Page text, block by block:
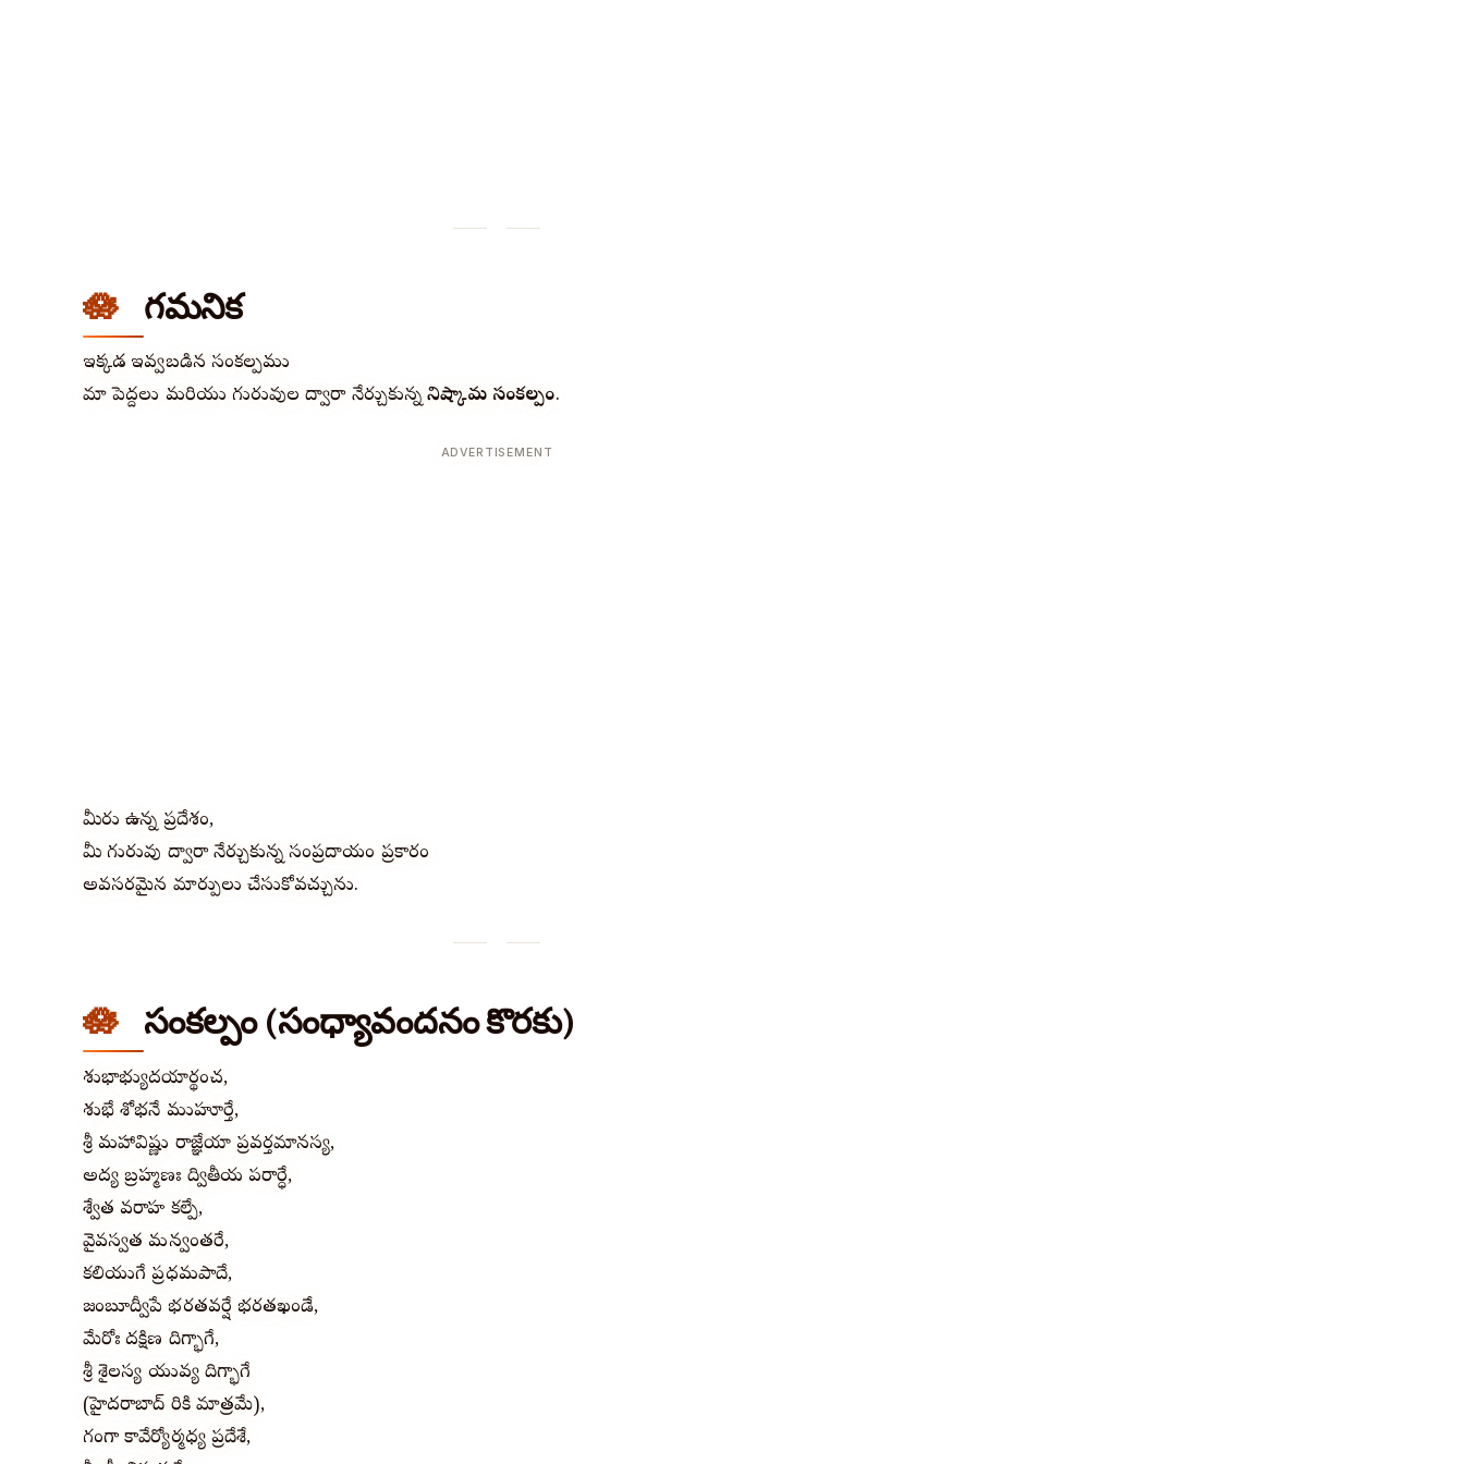
గమనిక
ఇక్కడ ఇవ్వబడిన సంకల్పము
మా పెద్దలు మరియు గురువుల ద్వారా నేర్చుకున్న నిష్కామ సంకల్పం.
ADVERTISEMENT
మీరు ఉన్న ప్రదేశం,
మీ గురువు ద్వారా నేర్చుకున్న సంప్రదాయం ప్రకారం
అవసరమైన మార్పులు చేసుకోవచ్చును.
సంకల్పం (సంధ్యావందనం కొరకు)
శుభాభ్యుదయార్థంచ,
శుభే శోభనే ముహూర్తే,
శ్రీ మహావిష్ణు రాజ్ఞేయా ప్రవర్తమానస్య,
అద్య బ్రహ్మణః ద్వితీయ పరార్ధే,
శ్వేత వరాహ కల్పే,
వైవస్వత మన్వంతరే,
కలియుగే ప్రధమపాదే,
జంబూద్వీపే భరతవర్షే భరతఖండే,
మేరోః దక్షిణ దిగ్భాగే,
శ్రీ శైలస్య వాయువ్య దిగ్భాగే
(హైదరాబాద్ వారికి మాత్రమే),
గంగా కావేర్యోర్మధ్య ప్రదేశే,